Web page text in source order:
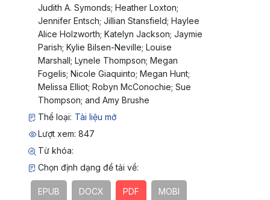
Judith A. Symonds; Heather Loxton;
Jennifer Entsch; Jillian Stansfield; Haylee
Alice Holzworth; Katelyn Jackson; Jaymie
Parish; Kylie Bilsen-Neville; Louise
Marshall; Lynele Thompson; Megan
Fogelis; Nicole Giaquinto; Megan Hunt;
Melissa Elliot; Robyn McConochie; Sue
Thompson; and Amy Brushe
Thể loại: Tài liệu mở
Lượt xem: 847
Từ khóa:
Chọn định dạng để tải về:
EPUB DOCX PDF MOBI